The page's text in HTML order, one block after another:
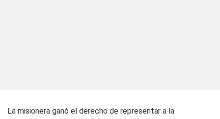
La misionera ganó el derecho de representar a la